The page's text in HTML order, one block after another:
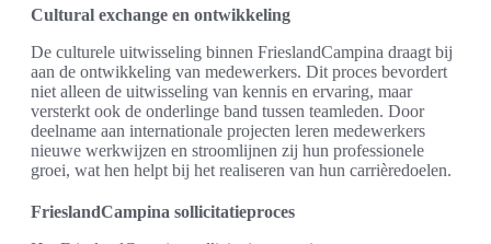
Cultural exchange en ontwikkeling
De culturele uitwisseling binnen FrieslandCampina draagt bij
aan de ontwikkeling van medewerkers. Dit proces bevordert
niet alleen de uitwisseling van kennis en ervaring, maar
versterkt ook de onderlinge band tussen teamleden. Door
deelname aan internationale projecten leren medewerkers
nieuwe werkwijzen en stroomlijnen zij hun professionele
groei, wat hen helpt bij het realiseren van hun carrièredoelen.
FrieslandCampina sollicitatieproces